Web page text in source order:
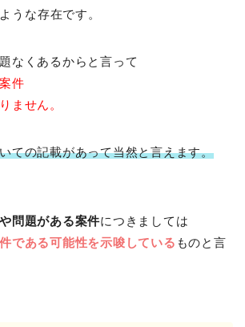
うな存在です。
なくあるからと言って
件
ません。
ての記載があって当然と言えます。
問題がある案件につきましては
である可能性を示唆している ものと言